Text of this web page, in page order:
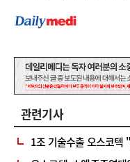
관련기사
1조 기술수출 오스코